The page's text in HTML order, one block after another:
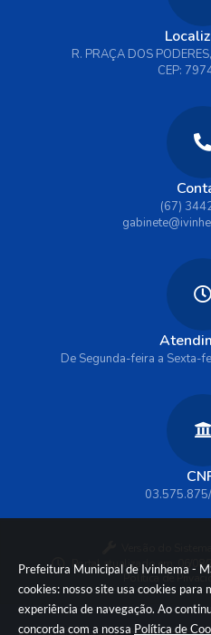
Prefeitura Municipal de Ivinhema -
cookies: nosso site usa cookies para
experiência de navegação. Ao
concorda com a nossa Política de
R. PRAÇA DOS
CEP:
(67)
De Segunda-feira a Sexta-
Portal atualizado em:
06/
Política de